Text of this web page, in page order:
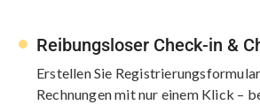
Reibungsloser Check-in &
Erstellen Sie
Rechnungen mit nur einem Klick –